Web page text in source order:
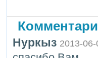
Нуркыз 2013-06-